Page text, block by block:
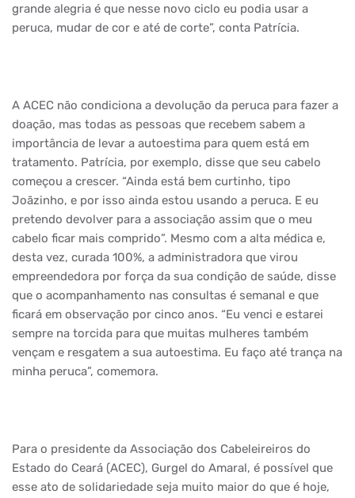
grande alegria é que nesse novo ciclo eu podia usar a
peruca, mudar de cor e até de corte”, conta Patrícia.
A ACEC não condiciona a devolução da peruca para fazer a
doação, mas todas as pessoas que recebem sabem a
importância de levar a autoestima para quem está em
tratamento. Patrícia, por exemplo, disse que seu cabelo
começou a crescer. “Ainda está bem curtinho, tipo
Joãzinho, e por isso ainda estou usando a peruca. E eu
pretendo devolver para a associação assim que o meu
cabelo ficar mais comprido”. Mesmo com a alta médica e,
desta vez, curada 100%, a administradora que virou
empreendedora por força da sua condição de saúde, disse
que o acompanhamento nas consultas é semanal e que
ficará em observação por cinco anos. “Eu venci e estarei
sempre na torcida para que muitas mulheres também
vençam e resgatem a sua autoestima. Eu faço até trança na
minha peruca”, comemora.
Para o presidente da Associação dos Cabeleireiros do
Estado do Ceará (ACEC), Gurgel do Amaral, é possível que
esse ato de solidariedade seja muito maior do que é hoje,